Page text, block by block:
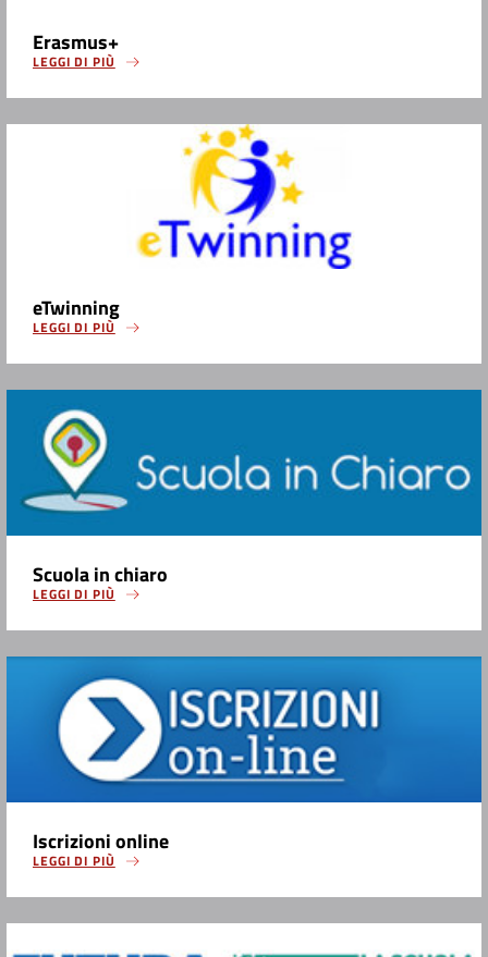
Erasmus+
LEGGI DI PIÙ
eTwinning
LEGGI DI PIÙ
Scuola in chiaro
LEGGI DI PIÙ
Iscrizioni online
LEGGI DI PIÙ